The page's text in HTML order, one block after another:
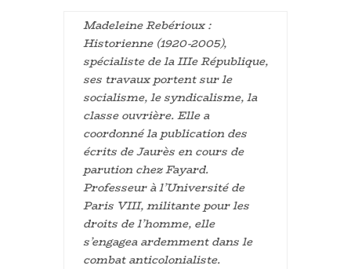
Madeleine Rebérioux :
Historienne (1920-2005),
spécialiste de la IIIe République,
ses travaux portent sur le
socialisme, le syndicalisme, la
classe ouvrière. Elle a
coordonné la publication des
écrits de Jaurès en cours de
parution chez Fayard.
Professeur à l’Université de
Paris VIII, militante pour les
droits de l’homme, elle
s’engagea ardemment dans le
combat anticolonialiste.